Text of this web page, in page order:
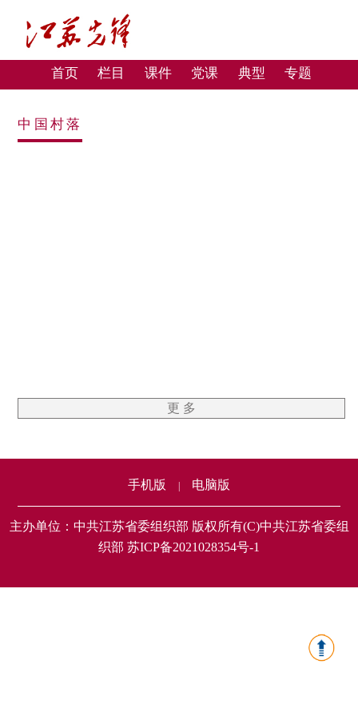
首页 栏目 课件 党课 典型 专题
中国村落
更 多
手机版 电脑版
主办单位：中共江苏省委组织部 版权所有(C)中共江苏省委组
织部 苏ICP备2021028354号-1